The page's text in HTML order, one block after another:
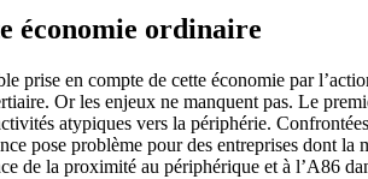
économie ordinaire
prise en compte de cette économie par
Or les enjeux ne manquent pas. Le
atypiques vers la périphérie.
pose problème pour des entreprises dont la
de la proximité au périphérique et à l’A86